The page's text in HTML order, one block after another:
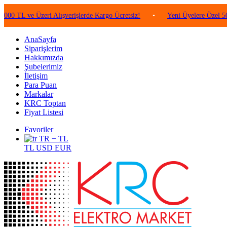
Üzeri Alışverişlerde Kargo Ücretsiz! • Yeni Üyelere Özel 50 TL
AnaSayfa
Siparişlerim
Hakkımızda
Şubelerimiz
İletişim
Para Puan
Markalar
KRC Toptan
Fiyat Listesi
Favoriler
TR − TL
TL USD EUR